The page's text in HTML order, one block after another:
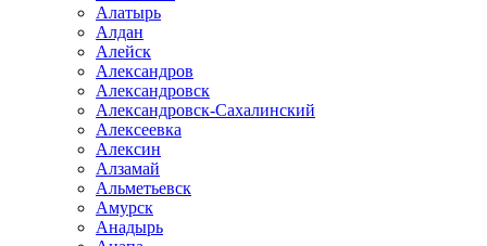
Алатырь
Алдан
Алейск
Александров
Александровск
Александровск-Сахалинский
Алексеевка
Алексин
Алзамай
Альметьевск
Амурск
Анадырь